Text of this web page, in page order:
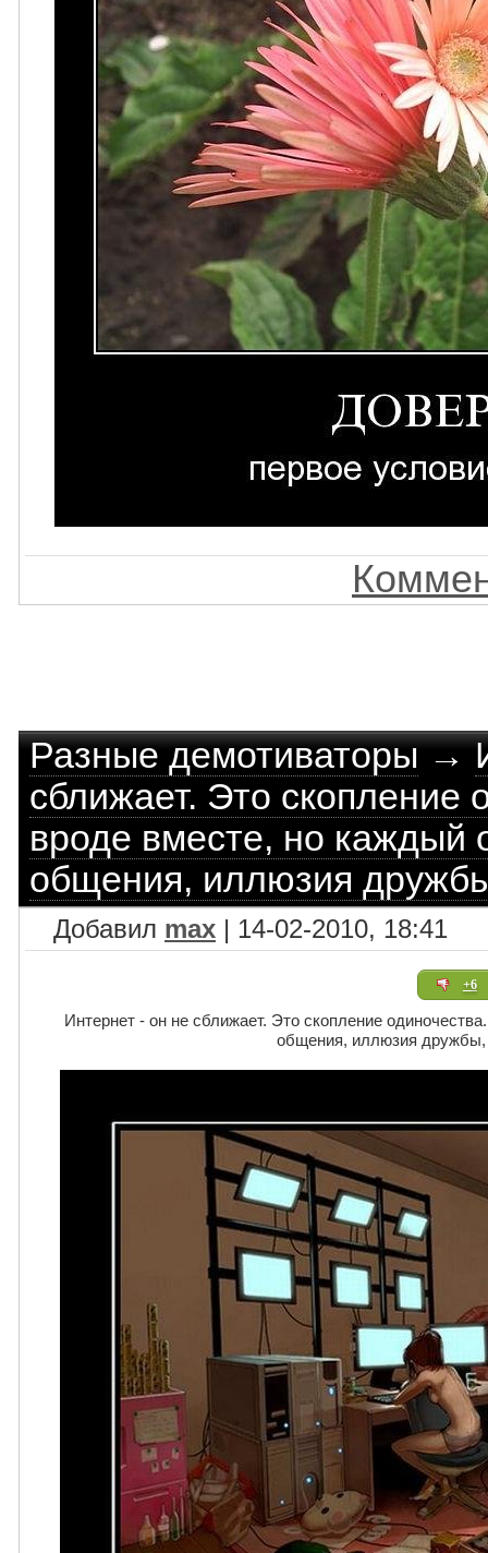
Разные демотиваторы→
сближает. Это скопление
вроде вместе, но каждый
общения, иллюзия
Добавил max | 14-02-2010, 18:41
+6
Интернет - он не сближает. Это скопление
общения, иллюзия дружбы,